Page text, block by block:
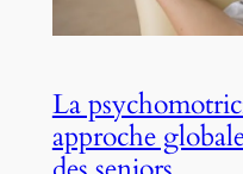
La
approche